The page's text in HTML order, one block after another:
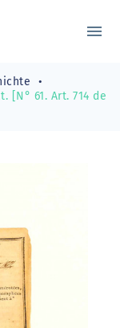
menu
61. Art. 714 de